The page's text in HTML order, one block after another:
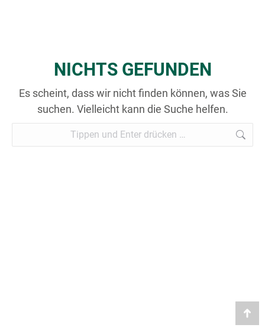
NICHTS GEFUNDEN
Es scheint, dass wir nicht finden können, was Sie
suchen. Vielleicht kann die Suche helfen.
Go